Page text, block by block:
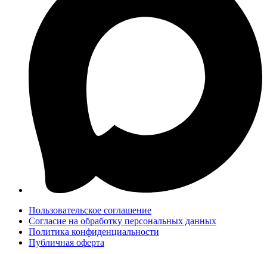
Пользовательское соглашение
Согласие на обработку персональных данных
Политика конфиденциальности
Публичная оферта